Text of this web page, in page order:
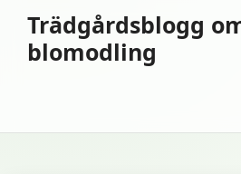
innehåll
Trädgårdsblogg
blomodling